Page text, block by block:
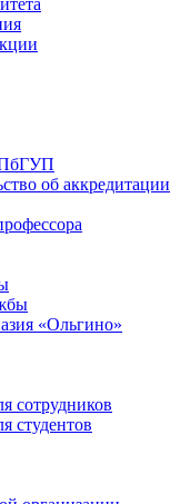
об аккредитации
«Ольгино»
сотрудников
студентов